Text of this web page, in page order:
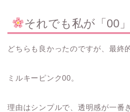
それでも私が「00
どちらも良かったのですが、最終
ミルキーピンク00。
理由はシンプルで、透明感が一番